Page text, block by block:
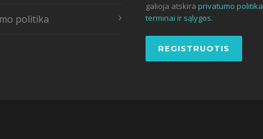
politika
galioja atskira privatumo politika
terminai ir sąlygos.